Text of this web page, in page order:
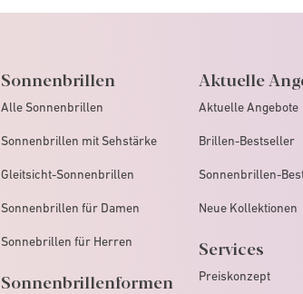
Sonnenbrillen
Alle Sonnenbrillen
Sonnenbrillen mit Sehstärke
Gleitsicht-Sonnenbrillen
Sonnenbrillen für Damen
Sonnebrillen für Herren
Sonnenbrillenformen
Aktuelle
Aktuelle Angebote
Brillen-Bestseller
Sonnenbrillen-
Neue Kollektionen
Services
Preiskonzept